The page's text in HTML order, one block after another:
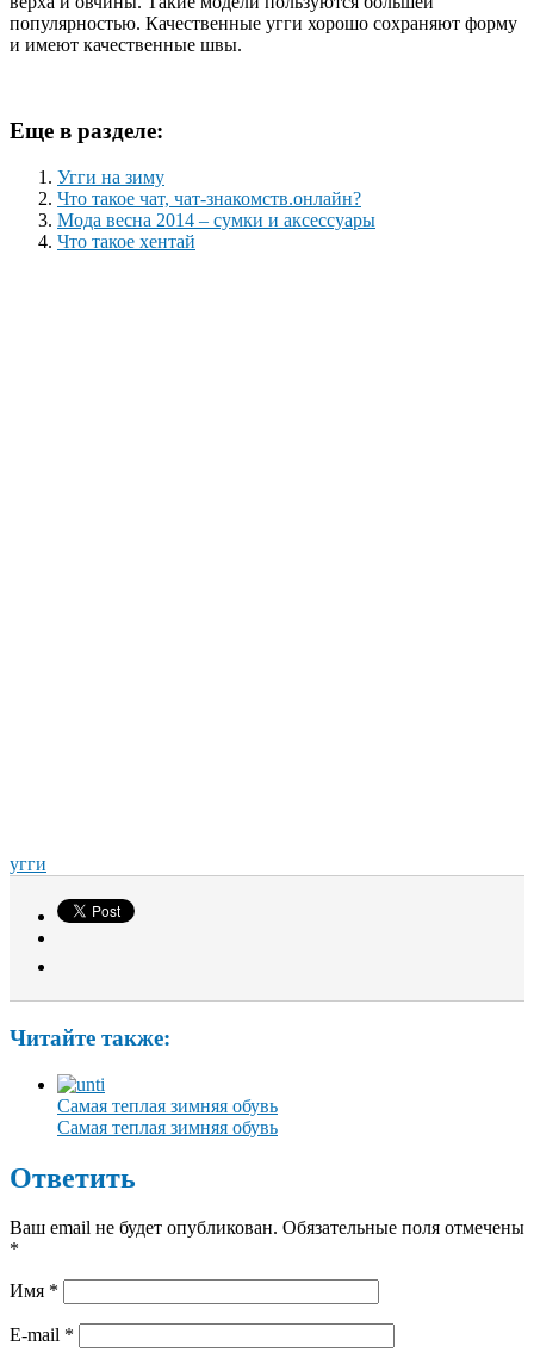
популярностью. Качественные угги хорошо сохраняют форму
и имеют качественные швы.
Еще в разделе:
Угги на зиму
Что такое чат, чат-знакомств.онлайн?
Мода весна 2014 – сумки и аксессуары
Что такое хентай
угги
Читайте также:
Самая теплая зимняя обувь
Самая теплая зимняя обувь
Ответить
Ваш email не будет опубликован. Обязательные поля отмечены
*
Имя *
E-mail *